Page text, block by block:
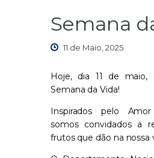
Semana
11 de Maio, 2025
Hoje, dia 11 de maio,
Semana da Vida!
Inspirados pelo
somos convidados a
frutos que dão na nossa